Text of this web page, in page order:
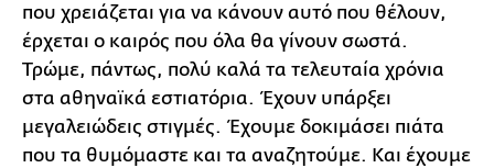
που χρειάζεται για να κάνουν αυτό που θέλουν,
έρχεται ο καιρός που όλα θα γίνουν σωστά.
Τρώμε, πάντως, πολύ καλά τα τελευταία χρόνια
στα αθηναϊκά εστιατόρια. Έχουν υπάρξει
μεγαλειώδεις στιγμές. Έχουμε δοκιμάσει πιάτα
που τα θυμόμαστε και τα αναζητούμε. Και έχουμε